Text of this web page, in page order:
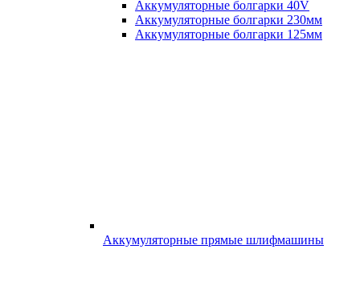
Аккумуляторные болгарки 40V
Аккумуляторные болгарки 230мм
Аккумуляторные болгарки 125мм
Аккумуляторные прямые шлифмашины